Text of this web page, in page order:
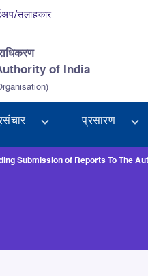
सलाहकार
of India
प्रसारण
Submission of Reports To The